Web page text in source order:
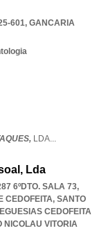
601, GANCARIA
LDA...
Lda
6ºDTO. SALA 73,
CEDOFEITA, SANTO
CEDOFEITA
NICOLAU VITORIA